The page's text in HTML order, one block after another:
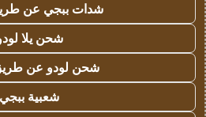
شدات ببجي عن
شحن يلا
شحن لودو عن
شعبية ببجي